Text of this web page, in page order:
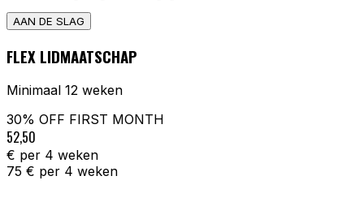
AAN DE SLAG
FLEX LIDMAATSCHAP
Minimaal 12 weken
30% OFF FIRST MONTH
52,50
€ per 4 weken
75 € per 4 weken